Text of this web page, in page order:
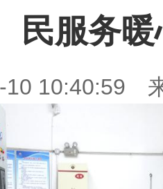
民服务
10 10:40:59